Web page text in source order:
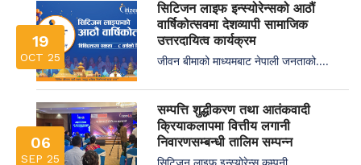
19
OCT 25
सिटिजन लाइफ इन्स्योरेन्सको आठौं
वार्षिकोत्सवमा देशव्यापी सामाजिक
उत्तरदायित्व कार्यक्रम
जीवन बीमाको माध्यमबाट नेपाली जनताको....
06
SEP 25
सम्पत्ति शुद्धीकरण तथा आतंकवादी
क्रियाकलापमा वित्तीय लगानी
निवारणसम्बन्धी तालिम सम्पन्न